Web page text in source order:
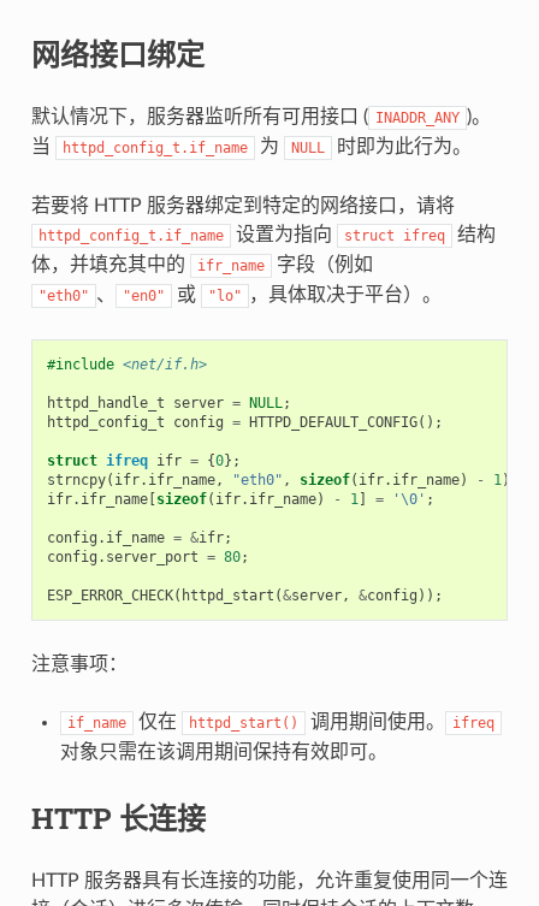
网络接口绑定
默认情况下，服务器监听所有可用接口 ( INADDR_ANY )。
当
httpd_config_t.if_name 为 NULL 时即为此行为。
若要将 HTTP 服务器绑定到特定的网络接口，请将
httpd_config_t.if_name 设置为指向 struct ifreq
结构
体，并填充其中的
ifr_name 字段（例如
"eth0" 、 "en0" 或 "lo" ，具体取决于平台）。
#include <net/if.h>
httpd_handle_t server = NULL;
httpd_config_t
config = HTTPD_DEFAULT_CONFIG();
struct ifreq ifr = {0};
strncpy( ifr. ifr_name, "eth0" , sizeof( ifr. ifr_name) - 1);
ifr. ifr_name[sizeof( ifr. ifr_name) - 1] = '\0' ;
config . if_name = &ifr;
config . server_port = 80;
ESP_ERROR_CHECK( httpd_start (&server, &config ));
注意事项：
if_name 仅在 httpd_start() 调用期间使用。 ifreq
对象只需在该调用期间保持有效即可。
HTTP 长连接
HTTP 服务器具有长连接的功能，允许重复使用同一个连